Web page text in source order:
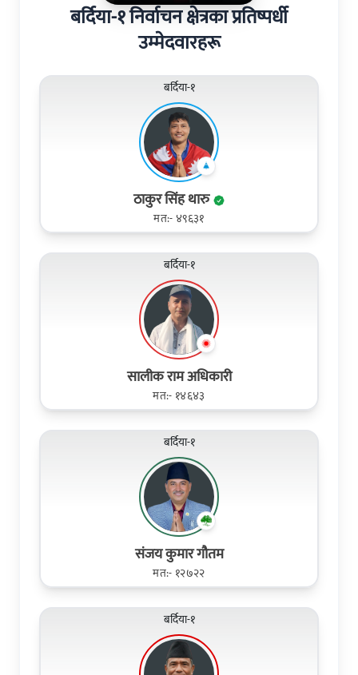
बर्दिया-१ निर्वाचन क्षेत्रका प्रतिष्पर्धी
उम्मेदवारहरू
बर्दिया-१
ठाकुर सिंह थारु
मत:- ४९६३१
बर्दिया-१
सालीक राम अधिकारी
मत:- १४६४३
बर्दिया-१
संजय कुमार गौतम
मत:- १२७२२
बर्दिया-१